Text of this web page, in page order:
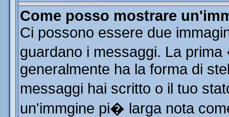
Come posso mostrare
Ci possono essere due
guardano i messaggi. La
generalmente ha la forma di
messaggi hai scritto o il tuo
un'immgine pi� larga nota